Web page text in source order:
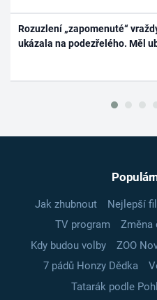
Rozuzlení „zapomenuté“
ukázala na podezřelého. Měl
Jak zhubnout Nejlepší
TV program
Změna
Kdy budou volby
ZOO
7 pádů Honzy Dědka
Tatarák podle